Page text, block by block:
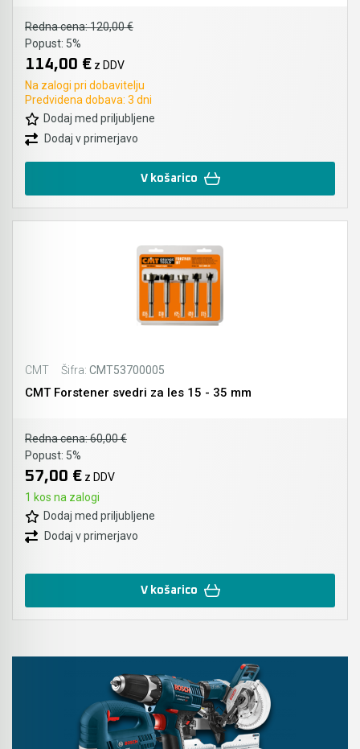
Redna cena:120,00 €
Popust: 5%
114,00 € z DDV
Na zalogi pri dobavitelju
Predvidena dobava: 3 dni
Dodaj med priljubljene
Dodaj v primerjavo
V košarico
CMT Šifra: CMT53700005
CMT Forstener svedri za les 15 - 35 mm
Redna cena:60,00 €
Popust: 5%
57,00 € z DDV
1 kos na zalogi
Dodaj med priljubljene
Dodaj v primerjavo
V košarico